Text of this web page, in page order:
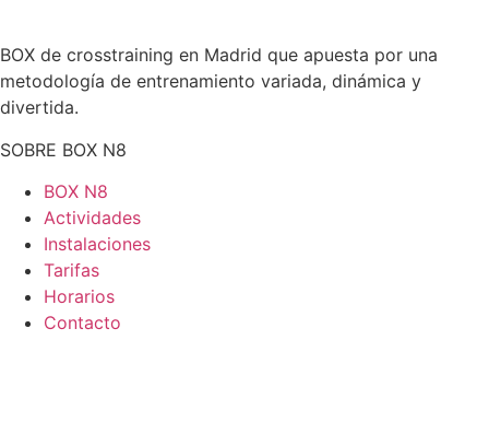
BOX de crosstraining en Madrid que apuesta por una
metodología de entrenamiento variada, dinámica y
divertida.
SOBRE BOX N8
BOX N8
Actividades
Instalaciones
Tarifas
Horarios
Contacto